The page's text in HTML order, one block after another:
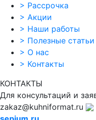
> Рассрочка
> Акции
> Наши работы
> Полезные статьи
> О нас
> Контакты
КОНТАКТЫ
Для консультаций и
zakaz@kuhniformat.ru